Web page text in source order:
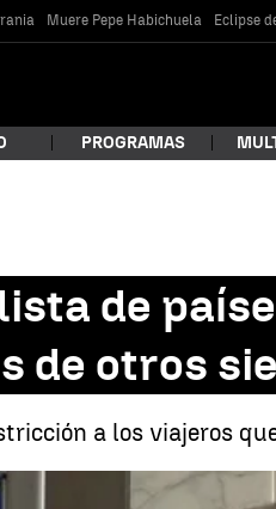
Muere Pepe Habichuela Eclipse
PROGRAMAS
de
de otros
a los viajeros
lista de países seguros y se suma